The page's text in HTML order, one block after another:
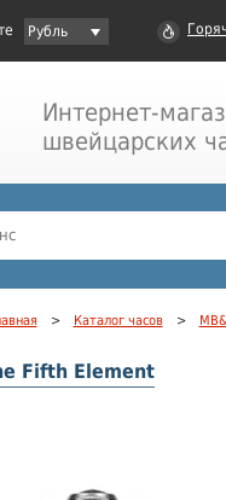
Рубль
Интернет-
швейцарских
> Каталог часов >
Fifth Element